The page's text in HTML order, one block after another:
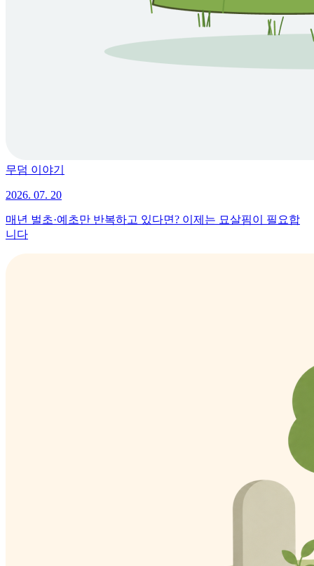
무덤 이야기
2026. 07. 20
매년 벌초·예초만 반복하고 있다면? 이제는 묘살핌이 필요합
니다